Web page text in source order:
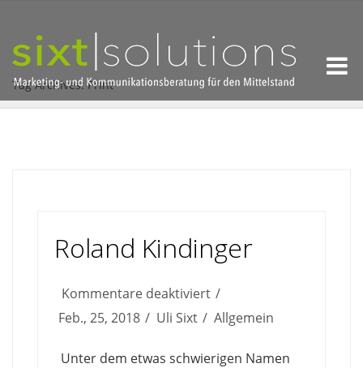
Tag Archives: Print
Roland Kindinger
Kommentare deaktiviertfür
Roland
Feb., 25, 2018 Uli Sixt Allgemein
Unter dem etwas schwierigen Namen